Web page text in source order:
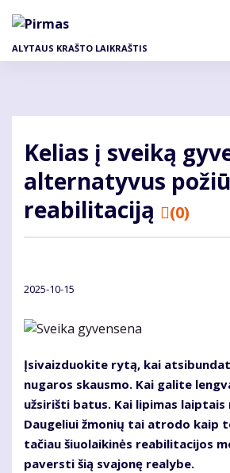
pagrindinį
ALYTAUS KRAŠTO LAIKRAŠTIS
Kelias į sveiką
alternatyvus
reabilitaciją
(0)
2025-10-15
Įsivaizduokite rytą, kai
nugaros skausmo. Kai galite
užsirišti batus. Kai lipimas laiptais
Daugeliui žmonių tai atrodo kaip
tačiau šiuolaikinės reabilitacijos
paversti šią svajonę realybe.